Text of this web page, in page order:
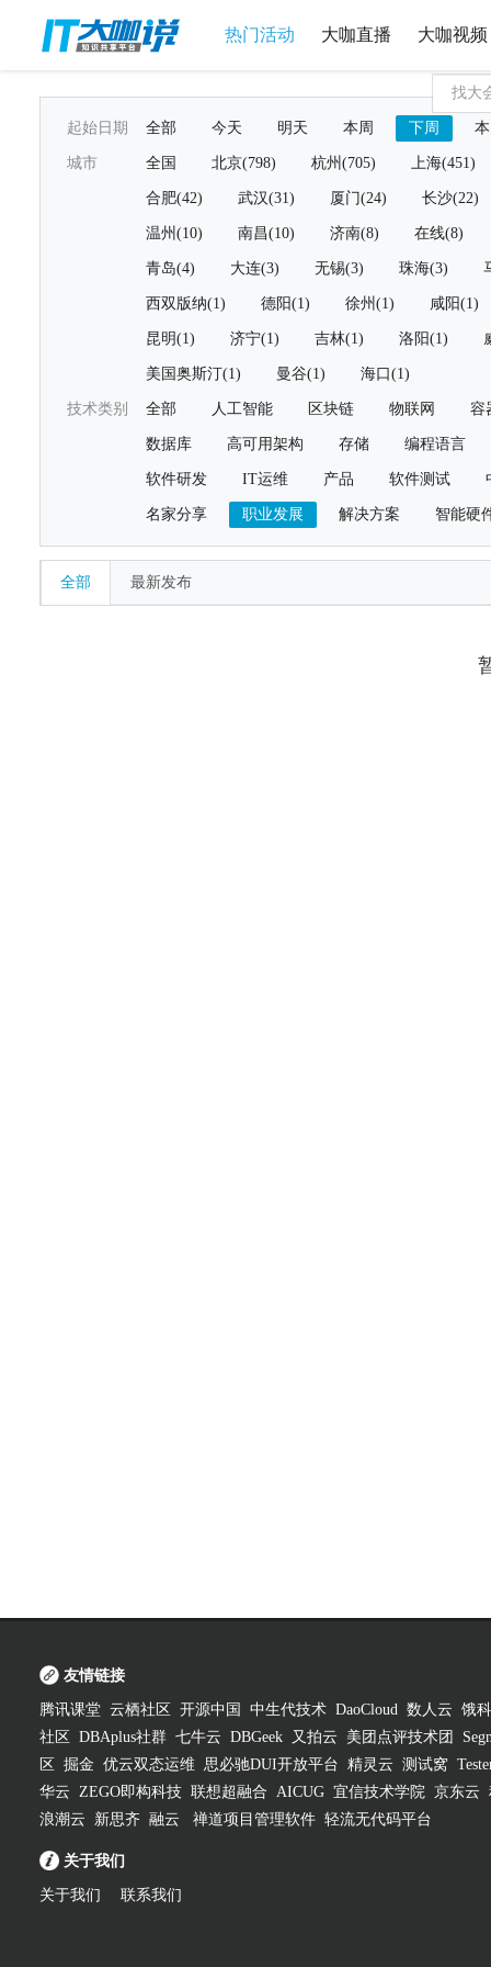
热门活动 大咖直播 大咖视频
起始日期 全部 今天 明天 本周 下周
城市 全国 北京(798) 杭州(705) 上海(451)
合肥(42) 武汉(31) 厦门(24) 长沙(22)
温州(10) 南昌(10) 济南(8) 在线(8)
青岛(4) 大连(3) 无锡(3) 珠海(3)
西双版纳(1) 德阳(1) 徐州(1) 咸阳(1)
昆明(1) 济宁(1) 吉林(1) 洛阳(1)
美国奥斯汀(1) 曼谷(1) 海口(1)
技术类别 全部 人工智能 区块链 物联网 容
数据库 高可用架构 存储 编程语言
软件研发 IT运维 产品 软件测试
名家分享 职业发展 解决方案 智能硬
全部 最新发布
友情链接
腾讯课堂 云栖社区 开源中国 中生代技术 DaoCloud 数人云 饿
社区
DBAplus社群 七牛云 DBGeek 又拍云 美团点评技术团
区
掘金 优云双态运维 思必驰DUI开放平台 精灵云 测试窝
华云 ZEGO即构科技 联想超融合 AICUG 宜信技术学院 京东云
浪潮云
新思齐 融云 禅道项目管理软件 轻流无代码平台
关于我们
关于我们 联系我们